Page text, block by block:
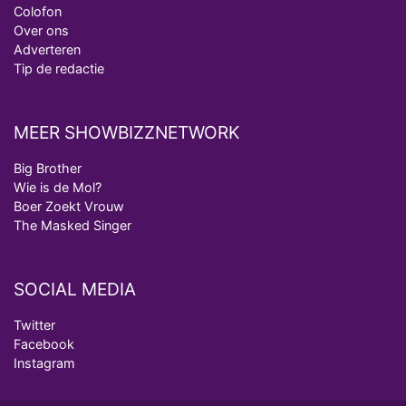
Colofon
Over ons
Adverteren
Tip de redactie
MEER SHOWBIZZNETWORK
Big Brother
Wie is de Mol?
Boer Zoekt Vrouw
The Masked Singer
SOCIAL MEDIA
Twitter
Facebook
Instagram